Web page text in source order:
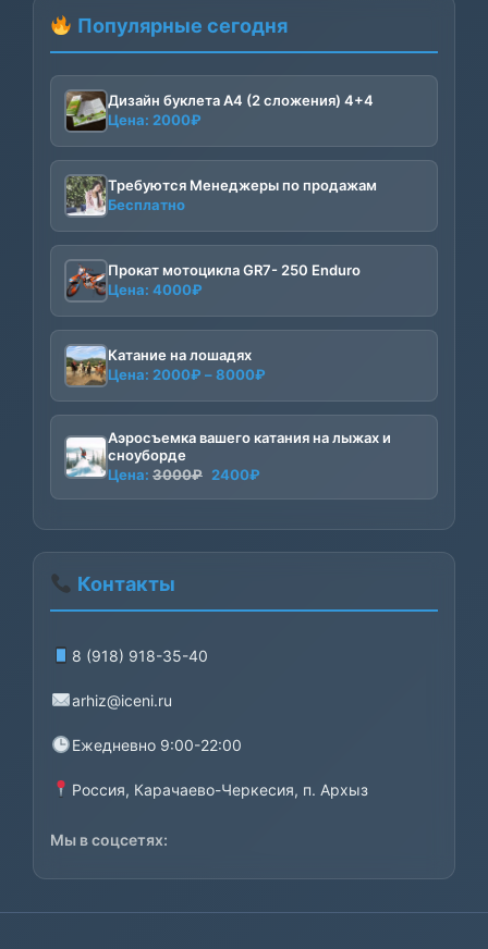
Популярные сегодня
Дизайн буклета А4 (2 сложения) 4+4
Цена: 2000₽
Требуются Менеджеры по продажам
Бесплатно
Прокат мотоцикла GR7- 250 Enduro
Цена: 4000₽
Катание на лошадях
Цена: 2000₽ –8000₽
2000₽
–
Аэросъемка вашего катания на лыжах и
сноуборде
Цена: 3000₽ Первоначальная
2400₽
Контакты
8 (918) 918-35-40
arhiz@iceni.ru
Ежедневно 9:00-22:00
Россия, Карачаево-Черкесия, п. Архыз
Мы в соцсетях: